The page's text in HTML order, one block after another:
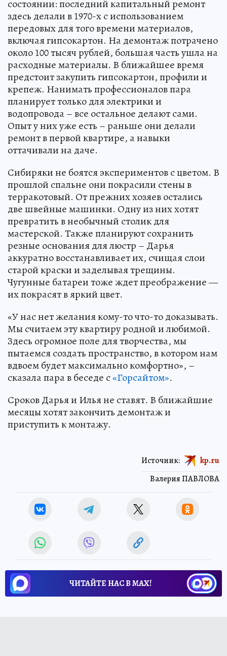
состоянии: последний капитальный ремонт
здесь делали в 1970-х с использованием
передовых для того времени материалов,
включая гипсокартон. На демонтаж потрачено
около 100 тысяч рублей, большая часть ушла на
расходные материалы. В ближайшее время
предстоит закупить гипсокартон, профили и
крепеж. Нанимать профессионалов пара
планирует только для электрики и
водопровода – все остальное делают сами.
Опыт у них уже есть – раньше они делали
ремонт в первой квартире, а навыки
оттачивали на даче.
Сибиряки не боятся экспериментов с цветом. В
прошлой спальне они покрасили стены в
терракотовый. От прежних хозяев остались
две швейные машинки. Одну из них хотят
превратить в необычный столик для
мастерской. Также планируют сохранить
резные основания для люстр – Дарья
аккуратно восстанавливает их, счищая слои
старой краски и заделывая трещины.
Чугунные батареи тоже ждет преображение —
их покрасят в яркий цвет.
«У нас нет желания кому-то что-то доказывать.
Мы считаем эту квартиру родной и любимой.
Здесь огромное поле для творчества, мы
пытаемся создать пространство, в котором нам
вдвоем будет максимально комфортно», –
сказала пара в беседе с«Горсайтом».
Сроков Дарья и Илья не ставят. В ближайшие
месяцы хотят закончить демонтаж и
приступить к монтажу.
Валерия ПАВЛОВА
Источник: kp.ru
ЧИТАЙТЕ НАС В МАХ!